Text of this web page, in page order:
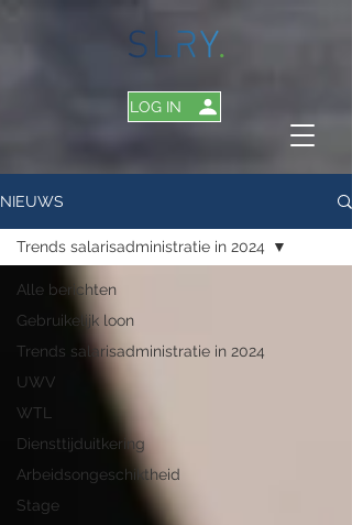
LOG IN
NIEUWS
Alle berichten
Gebruikelijk loon
Trends salarisadministratie in 2024
UWV
WTL
Diensttijduitkering
Arbeidsongeschiktheid
Stage
Trends salarisadministratie in 2024